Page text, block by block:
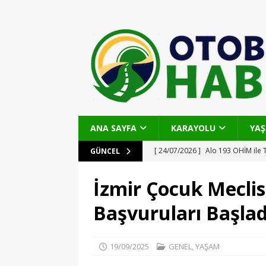
ANA SAYFA KARAYOLU
GÜNCEL [ 24/07/2026 ] Alo 193 OHİM ile
[ 22/07/2026 ]
Çayırova’da
Seferberliği: Ulaşım Konforu ve
Omurgası
OTOBAN
İzmir Çocuk
Başvuruları
19/09/2025 GENEL,YAŞAM